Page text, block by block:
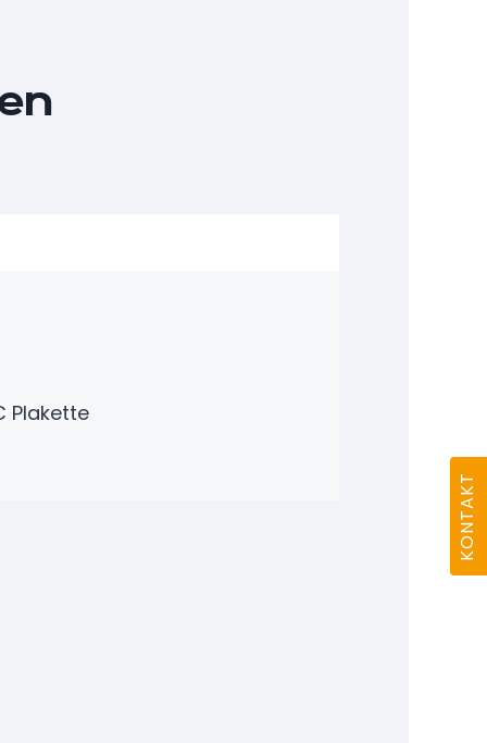
Plakette
KONTAKT